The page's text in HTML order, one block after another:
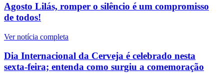
Agosto Lilás, romper o silêncio é um compromisso
de todos!
Ver notícia completa
Dia Internacional da Cerveja é celebrado nesta
sexta-feira; entenda como surgiu a comemoração